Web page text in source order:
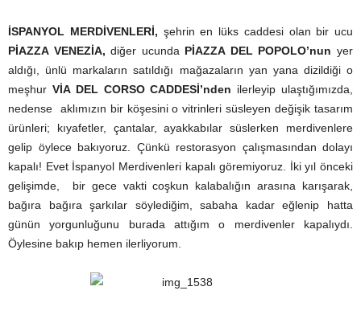
İSPANYOL MERDİVENLERİ, şehrin en lüks caddesi olan bir ucu
PİAZZA VENEZİA, diğer ucunda PİAZZA DEL POPOLO’nunyer
aldığı, ünlü markaların satıldığı mağazaların yan yana dizildiği o
meşhur VİA DEL CORSO CADDESİ’nden ilerleyip ulaştığımızda,
nedense aklımızın bir köşesini o vitrinleri süsleyen değişik tasarım
ürünleri; kıyafetler, çantalar, ayakkabılar süslerken merdivenlere
gelip öylece bakıyoruz. Çünkü restorasyon çalışmasından dolayı
kapalı! Evet İspanyol Merdivenleri kapalı göremiyoruz. İki yıl önceki
gelişimde, bir gece vakti coşkun kalabalığın arasına karışarak,
bağıra bağıra şarkılar söylediğim, sabaha kadar eğlenip hatta
günün yorgunluğunu burada attığım o merdivenler kapalıydı.
Öylesine bakıp hemen ilerliyorum.